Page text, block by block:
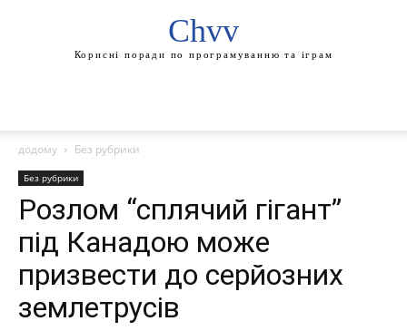
Chvv
Корисні поради по програмуванню та іграм
додому Без рубрики
Без рубрики
Розлом “сплячий гігант”
під Канадою може
призвести до серйозних
землетрусів